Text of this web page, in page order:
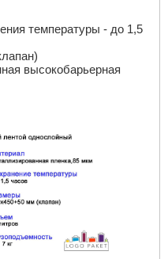
температуры - до 1,5
высокобарьерная